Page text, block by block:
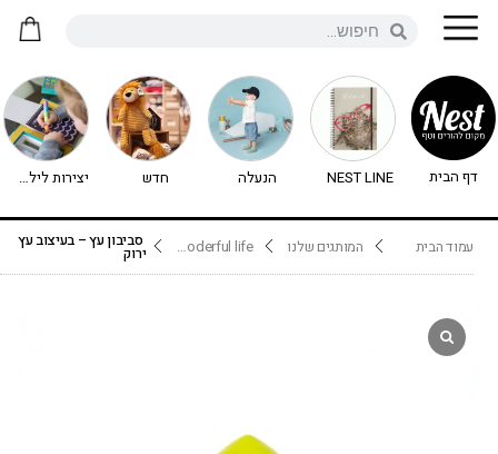
דף הבית NEST LINE הנעלה חדש יצירות לילדים - יצירה לילדים
עמוד הבית המותגים שלנו wooderful life סביבון עץ – בעיצוב עץ
ירוק